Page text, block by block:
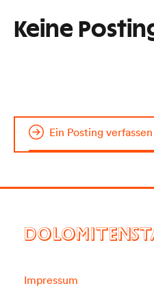
Keine
Ein Posting verfassen
Impressum